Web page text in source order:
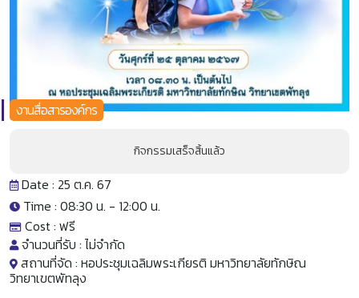
งานสื่อสารองค์กร
กิจกรรมเสร็จสิ้นแล้ว
Date : 25 ต.ค. 67
Time : 08:30 น. - 12:00 น.
Cost : ฟรี
จำนวนที่รับ : ไม่จำกัด
สถานที่จัด : หอประชุมเฉลิมพระเกียรติ มหาวิทยาลัยทักษิณ
วิทยาเขตพัทลุง